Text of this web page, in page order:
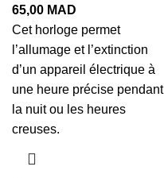
65,00 MAD
Cet horloge permet
l’allumage et l’extinction
d’un appareil électrique à
une heure précise pendant
la nuit ou les heures
creuses.